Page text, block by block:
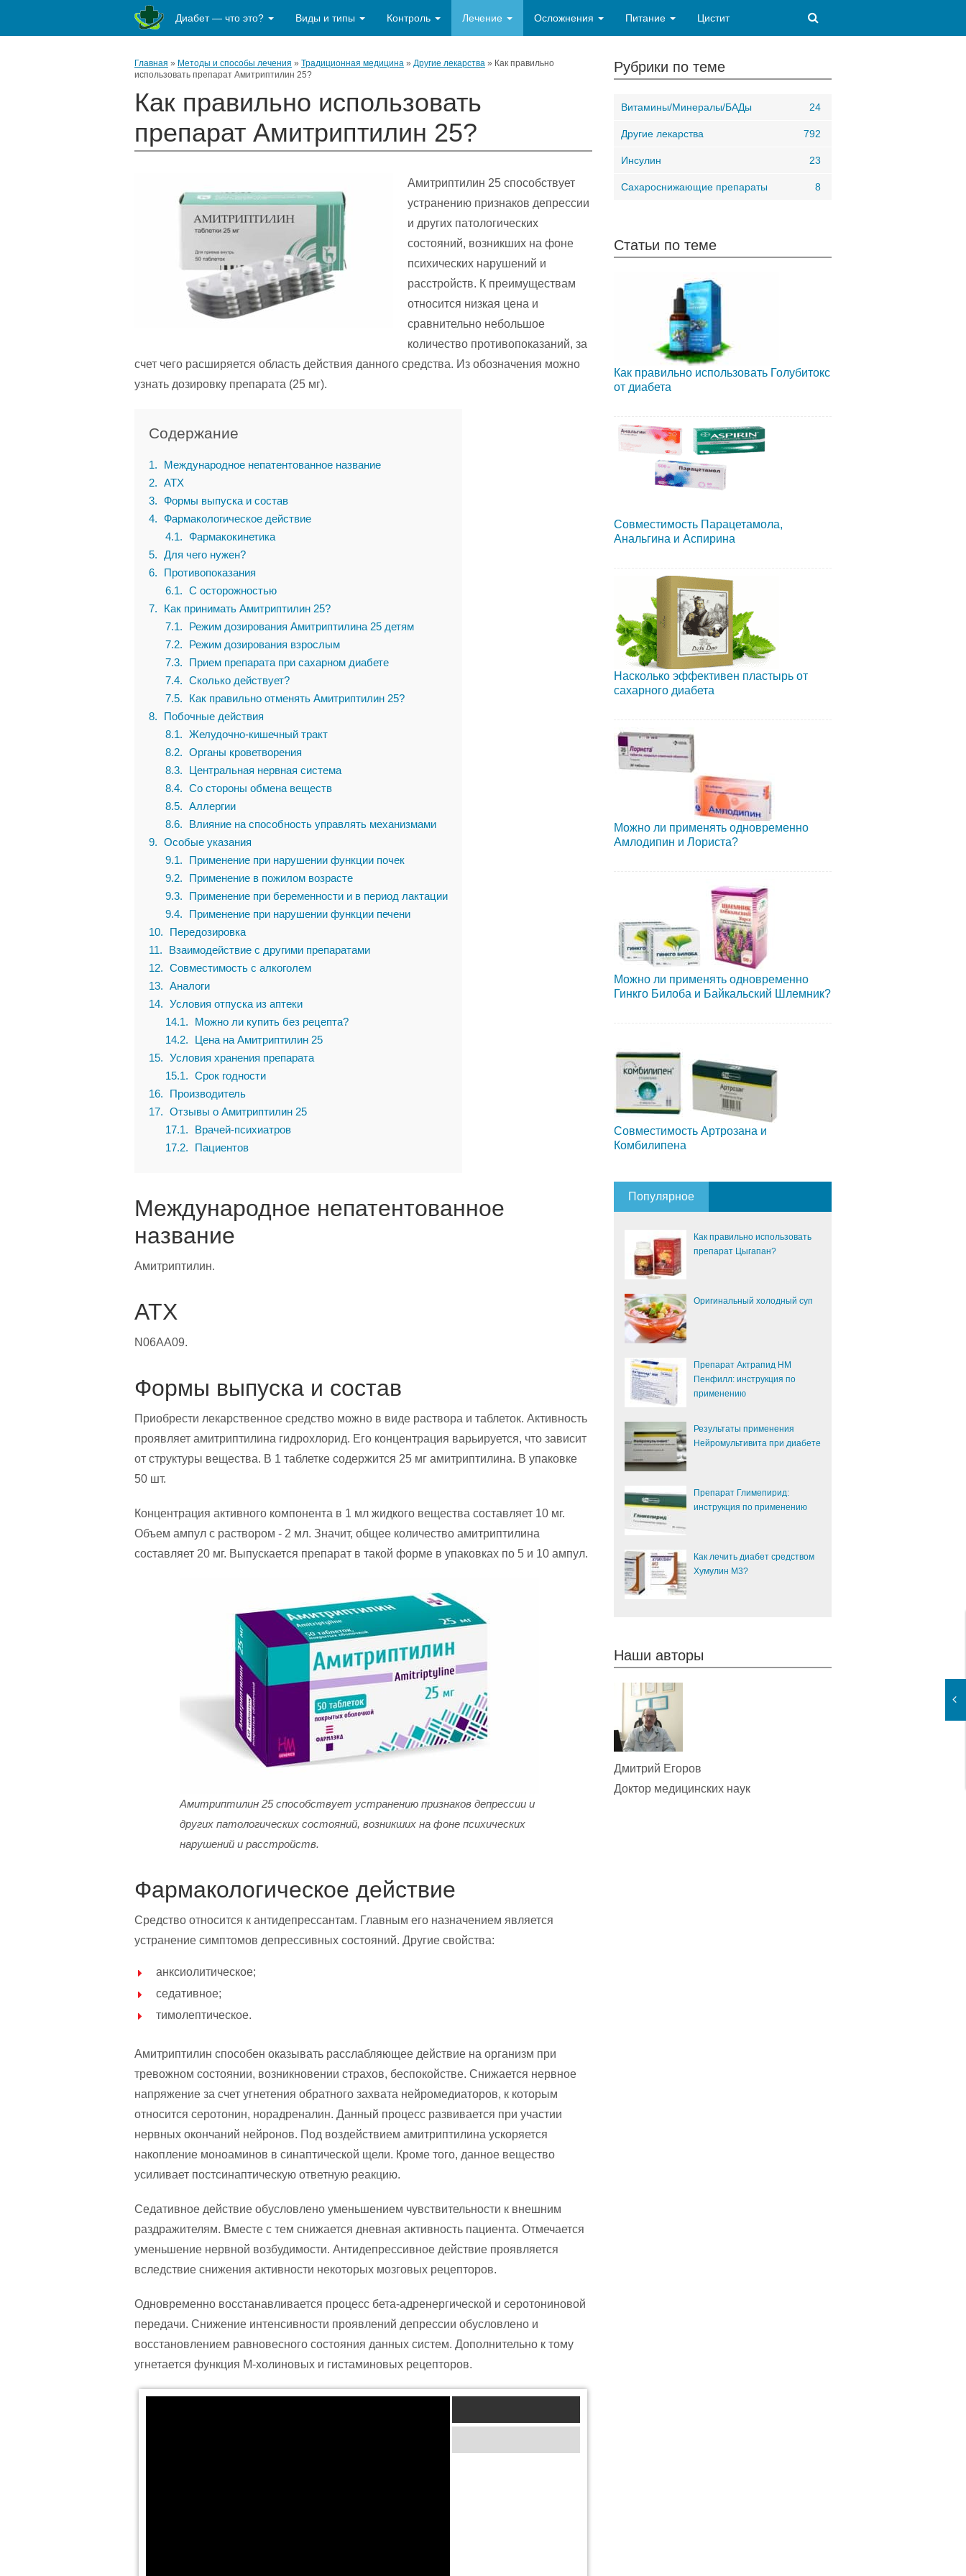
Диабет — что это? Виды и типы Контроль Лечение Осложнения Питание Цистит
Главная » Методы и способы лечения » Традиционная медицина » Другие лекарства » Как правильно
использовать препарат Амитриптилин 25?
Как правильно использовать
препарат Амитриптилин 25?
Амитриптилин 25 способствует
устранению признаков депрессии
и других патологических
состояний, возникших на фоне
психических нарушений и
расстройств. К преимуществам
относится низкая цена и
сравнительно небольшое
количество противопоказаний, за
счет чего расширяется область действия данного средства. Из обозначения можно
узнать дозировку препарата (25 мг).
Содержание
1
Международное непатентованное название
2
АТХ
3
Формы выпуска и состав
4
Фармакологическое действие
4.1
Фармакокинетика
5
Для чего нужен?
6
Противопоказания
6.1
С осторожностью
7
Как принимать Амитриптилин 25?
7.1
Режим дозирования Амитриптилина 25 детям
7.2
Режим дозирования взрослым
7.3
Прием препарата при сахарном диабете
7.4
Сколько действует?
7.5
Как правильно отменять Амитриптилин 25?
8
Побочные действия
8.1
Желудочно-кишечный тракт
8.2
Органы кроветворения
8.3
Центральная нервная система
8.4
Со стороны обмена веществ
8.5
Аллергии
8.6
Влияние на способность управлять механизмами
9
Особые указания
9.1
Применение при нарушении функции почек
9.2
Применение в пожилом возрасте
9.3
Применение при беременности и в период лактации
9.4
Применение при нарушении функции печени
10
Передозировка
11
Взаимодействие с другими препаратами
12
Совместимость с алкоголем
13
Аналоги
14
Условия отпуска из аптеки
14.1
Можно ли купить без рецепта?
14.2
Цена на Амитриптилин 25
15
Условия хранения препарата
15.1
Срок годности
16
Производитель
17
Отзывы о Амитриптилин 25
17.1
Врачей-психиатров
17.2
Пациентов
Международное непатентованное
название
Амитриптилин.
АТХ
N06AA09.
Формы выпуска и состав
Приобрести лекарственное средство можно в виде раствора и таблеток. Активность
проявляет амитриптилина гидрохлорид. Его концентрация варьируется, что зависит
от структуры вещества. В 1 таблетке содержится 25 мг амитриптилина. В упаковке
50 шт.
Концентрация активного компонента в 1 мл жидкого вещества составляет 10 мг.
Объем ампул с раствором - 2 мл. Значит, общее количество амитриптилина
составляет 20 мг. Выпускается препарат в такой форме в упаковках по 5 и 10 ампул.
Амитриптилин 25 способствует устранению признаков депрессии и
других патологических состояний, возникших на фоне психических
нарушений и расстройств.
Фармакологическое действие
Средство относится к антидепрессантам. Главным его назначением является
устранение симптомов депрессивных состояний. Другие свойства:
анксиолитическое;
седативное;
тимолептическое.
Амитриптилин способен оказывать расслабляющее действие на организм при
тревожном состоянии, возникновении страхов, беспокойстве. Снижается нервное
напряжение за счет угнетения обратного захвата нейромедиаторов, к которым
относится серотонин, норадреналин. Данный процесс развивается при участии
нервных окончаний нейронов. Под воздействием амитриптилина ускоряется
накопление моноаминов в синаптической щели. Кроме того, данное вещество
усиливает постсинаптическую ответную реакцию.
Седативное действие обусловлено уменьшением чувствительности к внешним
раздражителям. Вместе с тем снижается дневная активность пациента. Отмечается
уменьшение нервной возбудимости. Антидепрессивное действие проявляется
вследствие снижения активности некоторых мозговых рецепторов.
Одновременно восстанавливается процесс бета-адренергической и серотониновой
передачи. Снижение интенсивности проявлений депрессии обусловлено и
восстановлением равновесного состояния данных систем. Дополнительно к тому
угнетается функция М-холиновых и гистаминовых рецепторов.
Рубрики по теме
Витамины/Минералы/БАДы 24
Другие лекарства 792
Инсулин 23
Сахароснижающие препараты 8
Статьи по теме
Как правильно использовать Голубитокс
от диабета
Совместимость Парацетамола,
Анальгина и Аспирина
Насколько эффективен пластырь от
сахарного диабета
Можно ли применять одновременно
Амлодипин и Лориста?
Можно ли применять одновременно
Гинкго Билоба и Байкальский Шлемник?
Совместимость Артрозана и
Комбилипена
Популярное
Как правильно использовать
препарат Цыгапан?
Оригинальный холодный суп
Препарат Актрапид НМ
Пенфилл: инструкция по
применению
Результаты применения
Нейромультивита при диабете
Препарат Глимепирид:
инструкция по применению
Как лечить диабет средством
Хумулин М3?
Наши авторы
Дмитрий Егоров
Доктор медицинских наук